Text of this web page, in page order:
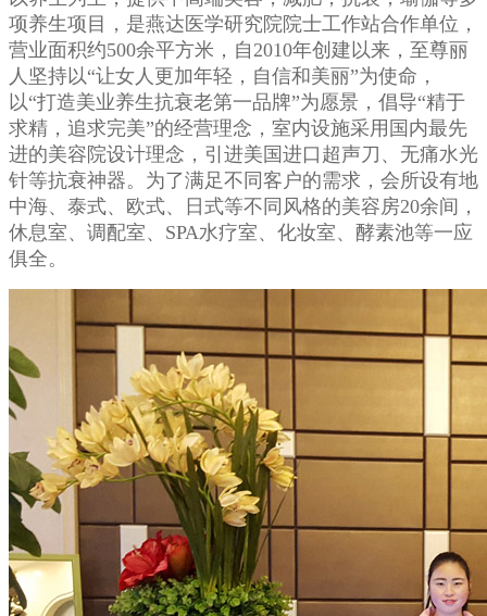
项养生项目，是燕达医学研究院院士工作站合作单位，
营业面积约500余平方米，自2010年创建以来，至尊丽
人坚持以“让女人更加年轻，自信和美丽”为使命，
以“打造美业养生抗衰老第一品牌”为愿景，倡导“精于
求精，追求完美”的经营理念，室内设施采用国内最先
进的美容院设计理念，引进美国进口超声刀、无痛水光
针等抗衰神器。为了满足不同客户的需求，会所设有地
中海、泰式、欧式、日式等不同风格的美容房20余间，
休息室、调配室、SPA水疗室、化妆室、酵素池等一应
俱全。